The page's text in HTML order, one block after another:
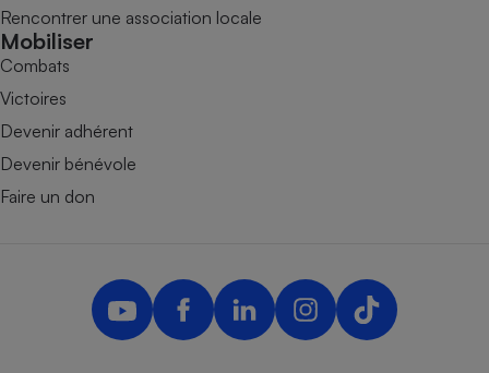
Rencontrer une association locale
Mobiliser
Combats
Victoires
Devenir adhérent
Devenir bénévole
Faire un don